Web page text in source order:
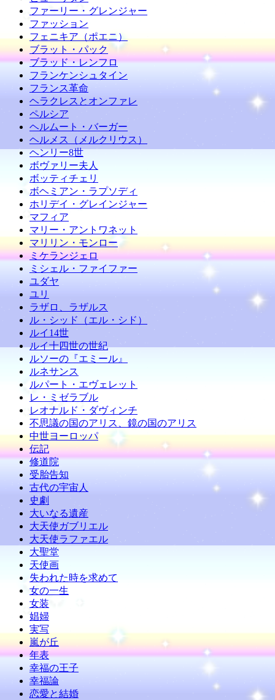
ファーリー・グレンジャー
ファッション
フェニキア（ポエニ）
ブラット・パック
ブラッド・レンフロ
フランケンシュタイン
フランス革命
ヘラクレスとオンファレ
ペルシア
ヘルムート・バーガー
ヘルメス（メルクリウス）
ヘンリー8世
ボヴァリー夫人
ボッティチェリ
ボヘミアン・ラプソディ
ホリデイ・グレインジャー
マフィア
マリー・アントワネット
マリリン・モンロー
ミケランジェロ
ミシェル・ファイファー
ユダヤ
ユリ
ラザロ、ラザルス
ル・シッド（エル・シド）
ルイ14世
ルイ十四世の世紀
ルソーの『エミール』
ルネサンス
ルパート・エヴェレット
レ・ミゼラブル
レオナルド・ダヴィンチ
不思議の国のアリス、鏡の国のアリス
中世ヨーロッパ
伝記
修道院
受胎告知
古代の宇宙人
史劇
大いなる遺産
大天使ガブリエル
大天使ラファエル
大聖堂
天使画
失われた時を求めて
女の一生
女装
娼婦
実写
嵐が丘
年表
幸福の王子
幸福論
恋愛と結婚